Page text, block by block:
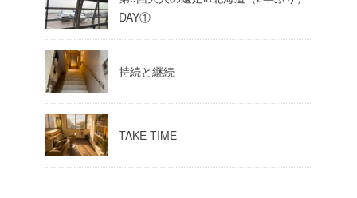
DAY①
持続と継続
TAKE TIME